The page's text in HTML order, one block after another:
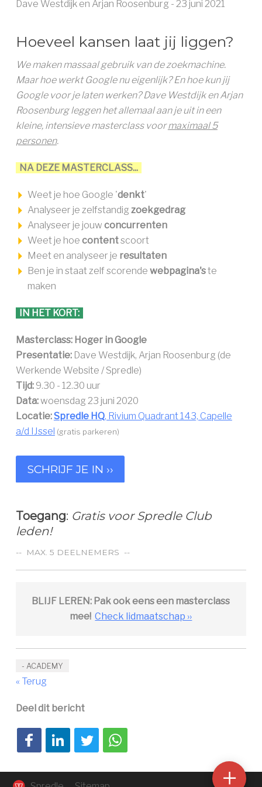
LID WORDEN ››
Dave Westdijk en Arjan Roosenburg - 23 juni 2021
Hoeveel kansen laat jij liggen?
We maken massaal gebruik van de zoekmachine.
Maar hoe werkt Google nu eigenlijk? En hoe kun jij
Google voor je laten werken?Dave Westdijk en Arjan
Roosenburg leggen het allemaal aan je uit in een
kleine, intensieve masterclass voormaximaal 5
personen.
NA DEZE MASTERCLASS...
Weet je hoe Google 'denkt'
Analyseer je zelfstandigzoekgedrag
Analyseer je jouwconcurrenten
Weet je hoecontentscoort
Meet en analyseer je resultaten
Ben je in staat zelf scorendewebpagina'ste
maken
IN HET KORT:
Masterclass: Hoger in Google
Presentatie: Dave Westdijk, Arjan Roosenburg (de
Werkende Website / Spredle)
Tijd:9.30 - 12.30 uur
Data:woensdag 23 juni 2020
Locatie:Spredle HQ, Rivium Quadrant 143, Capelle
a/d IJssel (gratis parkeren)
SCHRIJF JE IN ››
Toegang: Gratis voor Spredle Club
leden!
-- MAX. 5 DEELNEMERS --
BLIJF LEREN: Pak ook eens een masterclass
mee! Check lidmaatschap ››
- ACADEMY
« Terug
Deel dit bericht
Deel op FacebookDeel op LinkedInDeel op TwitterDeel via WhatsApp